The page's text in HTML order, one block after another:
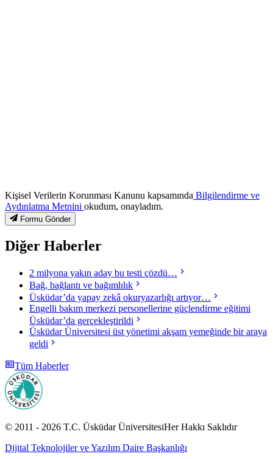
Kişisel Verilerin Korunması Kanunu kapsamında Bilgilendirme ve
Aydınlatma Metnini okudum, onayladım.
Formu Gönder
Diğer Haberler
2 milyona yakın aday bu testi çözdü…
Bağ, bağlantı ve bağımlılık
Üsküdar’da yapay zekâ okuryazarlığı artıyor…
Engelli bakım merkezi personellerine güçlendirme eğitimi
Üsküdar’da gerçekleştirildi
Üsküdar Üniversitesi üst yönetimi akşam yemeğinde bir araya
geldi
Tüm Haberler
© 2011 - 2026 T.C. Üsküdar ÜniversitesiHer Hakkı Saklıdır
Dijital Teknolojiler ve Yazılım Daire Başkanlığı